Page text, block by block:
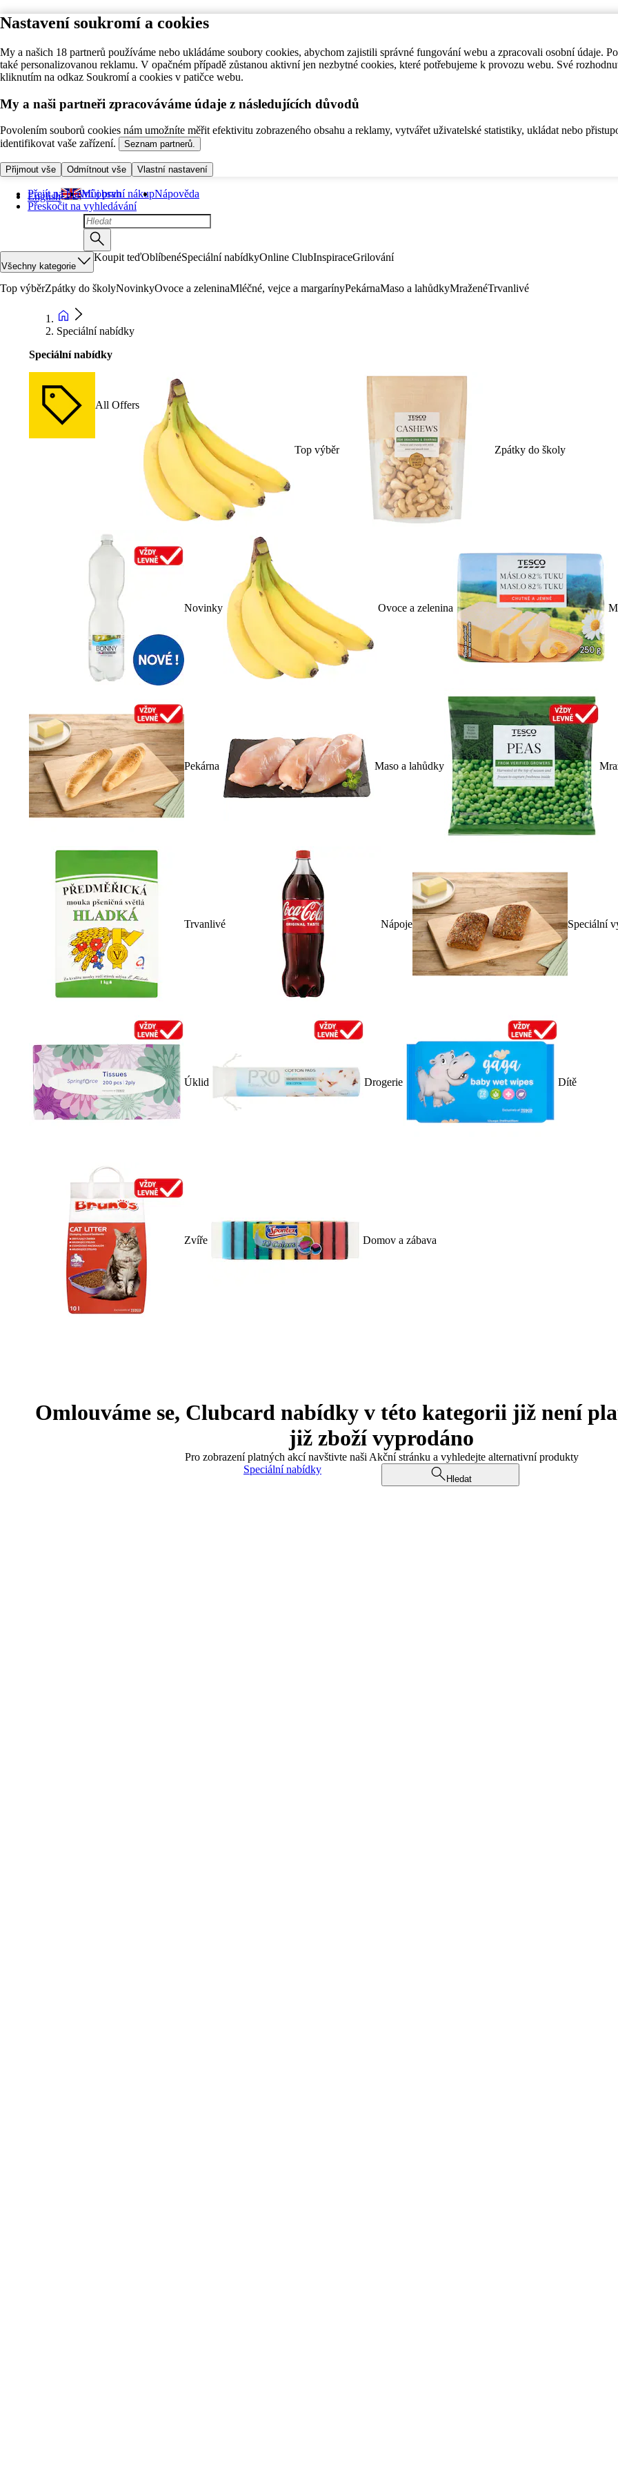
Nastavení soukromí a cookies
My a našich 18 partnerů používáme nebo ukládáme soubory cookies, abychom zajistili správné fungování webu a zpracovali osobní údaje.
také personalizovanou reklamu. V opačném případě zůstanou aktivní jen nezbytné cookies, které potřebujeme k provozu webu. Své
kliknutím na odkaz Soukromí a cookies v patičce webu.
My a naši partneři zpracováváme údaje z následujících důvodů
Povolením souborů cookies nám umožníte měřit efektivitu zobrazeného obsahu a reklamy, vytvářet uživatelské statistiky, ukládat nebo
identifikovat vaše zařízení.
Seznam partnerů.
Přijmout vše Odmítnout vše Vlastní nastavení
Přejít na hlavní obsah
Přeskočit na vyhledávání
English Můj první nákupNápověda
Všechny kategorie
Koupit teďOblíbenéSpeciální nabídkyOnline ClubInspiraceGrilování
Top výběrZpátky do školyNovinkyOvoce a zeleninaMléčné, vejce a margarínyPekárnaMaso a lahůdkyMraženéTrvanlivé
Speciální nabídky
Speciální nabídky
All Offers
Top výběr Zpátky do školy
Novinky Ovoce a zelenina
Pekárna Maso a lahůdky
Trvanlivé Nápoje Speciální
Úklid Drogerie Dítě
Zvíře Domov a zábava
Omlouváme se, Clubcard nabídky v této kategorii již není
již zboží vyprodáno
Pro zobrazení platných akcí navštivte naši Akční stránku a vyhledejte alternativní produkty
Speciální nabídky
Hledat